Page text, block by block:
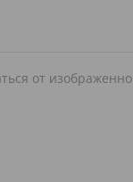
от